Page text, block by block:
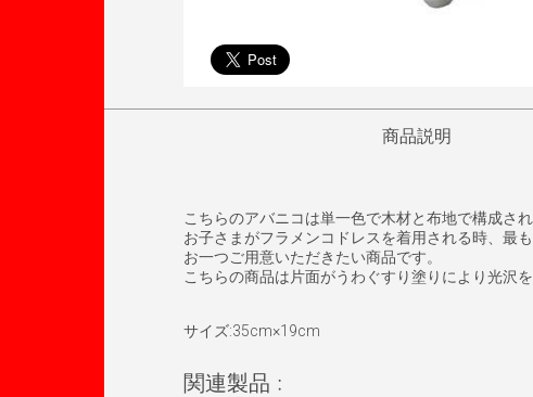
商品説明
こちらのアバニコは単一色で木材と布地で構成さ
お子さまがフラメンコドレスを着用される時、最
お一つご用意いただきたい商品です。
こちらの商品は片面がうわぐすり塗りにより光沢
サイズ:35cm×19cm
関連製品 :